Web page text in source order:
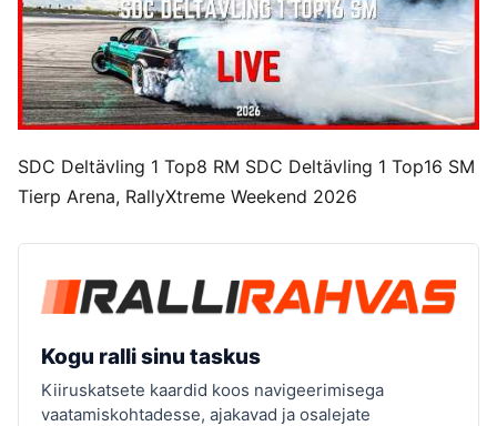
SDC Deltävling 1 Top8 RM SDC Deltävling 1 Top16 SM
Tierp Arena, RallyXtreme Weekend 2026
Kogu ralli sinu taskus
Kiiruskatsete kaardid koos navigeerimisega
vaatamiskohtadesse, ajakavad ja osalejate